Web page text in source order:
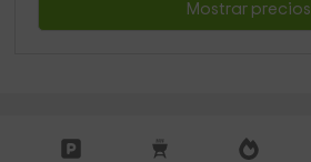
Mostrar precios